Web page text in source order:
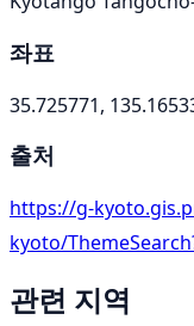
좌표
35.725771,
출처
https://g-
kyoto/
관련 지역